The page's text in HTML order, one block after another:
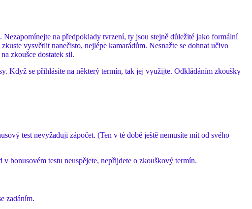
na předpoklady tvrzení, ty jsou stejně důležité jako formální
vysvětlit nanečisto, nejlépe kamarádům. Nesnažte se dohnat učivo
zkoušce dostatek sil.
Když se přihlásíte na některý termín, tak jej využijte. Odkládáním zkoušky
test nevyžaduji zápočet. (Ten v té době ještě nemusíte mít od svého
bonusovém testu neuspějete, nepřijdete o zkouškový termín.
zadáním.